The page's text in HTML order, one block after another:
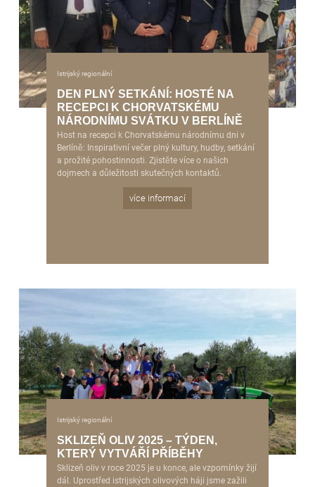
Istrijský regionální
DEN PLNÝ SETKÁNÍ: HOSTÉ NA
RECEPCI K CHORVATSKÉMU
NÁRODNÍMU SVÁTKU V BERLÍNĚ
Host na recepci k Chorvatskému národnímu dni v
Berlíně: Inspirativní večer plný kultury, hudby, setkání
a prožité pohostinnosti. Zjistěte více o našich
dojmech a důležitosti skutečných kontaktů.
více informací
Istrijský regionální
SKLIZEŇ OLIV 2025 – TÝDEN,
KTERÝ VYTVÁŘÍ PŘÍBĚHY
Sklizeň oliv v roce 2025 je u konce, ale vzpomínky žijí
dál. Uprostřed istrijských olivových háji jsme zažili